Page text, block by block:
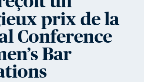
prix de la
Conference
Bar